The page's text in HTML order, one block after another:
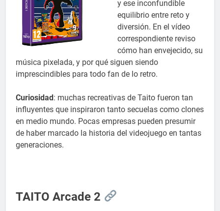
y ese inconfundible
equilibrio entre reto y
diversión. En el vídeo
correspondiente reviso
cómo han envejecido, su
música pixelada, y por qué siguen siendo
imprescindibles para todo fan de lo retro.
Curiosidad: muchas recreativas de Taito fueron tan
influyentes que inspiraron tanto secuelas como clones
en medio mundo. Pocas empresas pueden presumir
de haber marcado la historia del videojuego en tantas
generaciones.
TAITO Arcade 2